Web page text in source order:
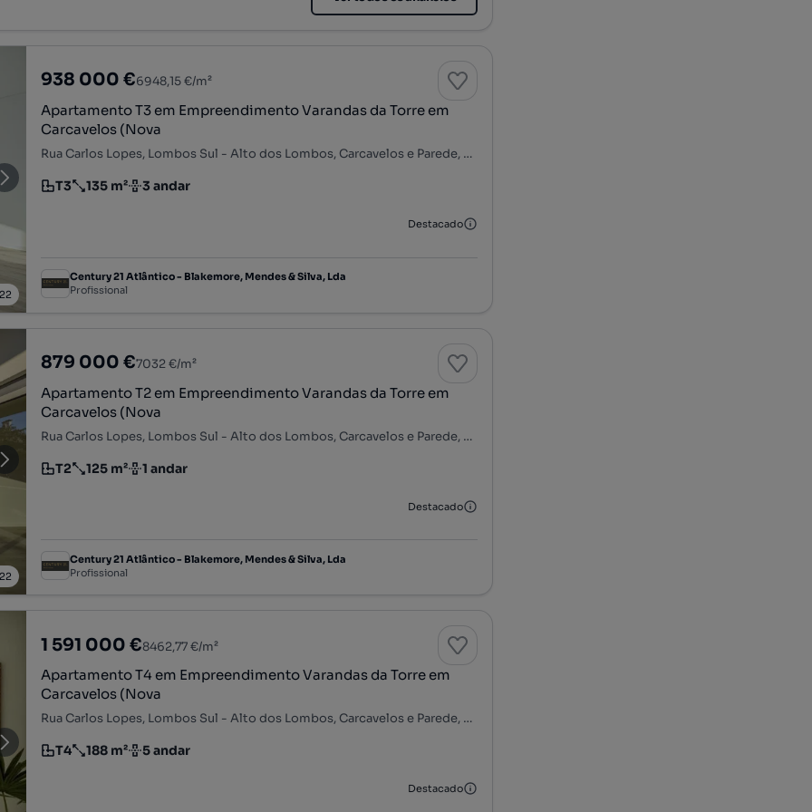
22
938 000 €6948,15 €/m²
Apartamento T3 em Empreendimento Varandas da Torre em
Carcavelos (Nova
Rua Carlos Lopes, Lombos Sul - Alto dos Lombos, Carcavelos e Parede, Cascais, Lisboa
Tipologia
T3
Preço por metro quadrado
135 m²
Andar 3 andar
Destacado
Century 21 Atlântico - Blakemore, Mendes & Silva, Lda
Profissional
22
879 000 €7032 €/m²
Apartamento T2 em Empreendimento Varandas da Torre em
Carcavelos (Nova
Rua Carlos Lopes, Lombos Sul - Alto dos Lombos, Carcavelos e Parede, Cascais, Lisboa
Tipologia
T2
Preço por metro quadrado
125 m²
Andar 1 andar
Destacado
Century 21 Atlântico - Blakemore, Mendes & Silva, Lda
Profissional
1 591 000 €8462,77 €/m²
Apartamento T4 em Empreendimento Varandas da Torre em
Carcavelos (Nova
Rua Carlos Lopes, Lombos Sul - Alto dos Lombos, Carcavelos e Parede, Cascais, Lisboa
Tipologia
T4
Preço por metro quadrado
188 m²
Andar 5 andar
Destacado